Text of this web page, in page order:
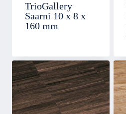
TrioGallery
Saarni 10 x 8 x
160 mm